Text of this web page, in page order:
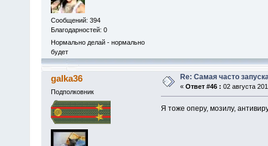
Сообщений: 394
Благодарностей: 0
Нормально делай - нормально
будет
galka36
Подполковник
Re: Самая часто
« Ответ #46 : 02 августа
Я тоже оперу, мозилу,